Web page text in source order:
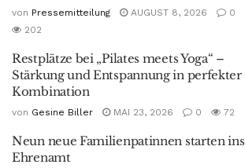
von Pressemitteilung AUGUST 8, 2026
0
202
Restplätze bei „Pilates meets Yoga“ –
Stärkung und Entspannung in perfekter
Kombination
von Gesine Biller MAI 23, 2026 0 72
Neun neue Familienpatinnen starten ins
Ehrenamt